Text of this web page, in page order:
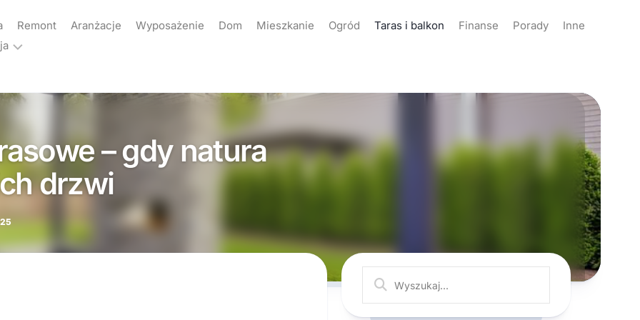
Remont Aranżacje Wyposażenie Dom Mieszkanie Ogród Taras i balkon Finanse Porady
Inne
– gdy natura
drzwi